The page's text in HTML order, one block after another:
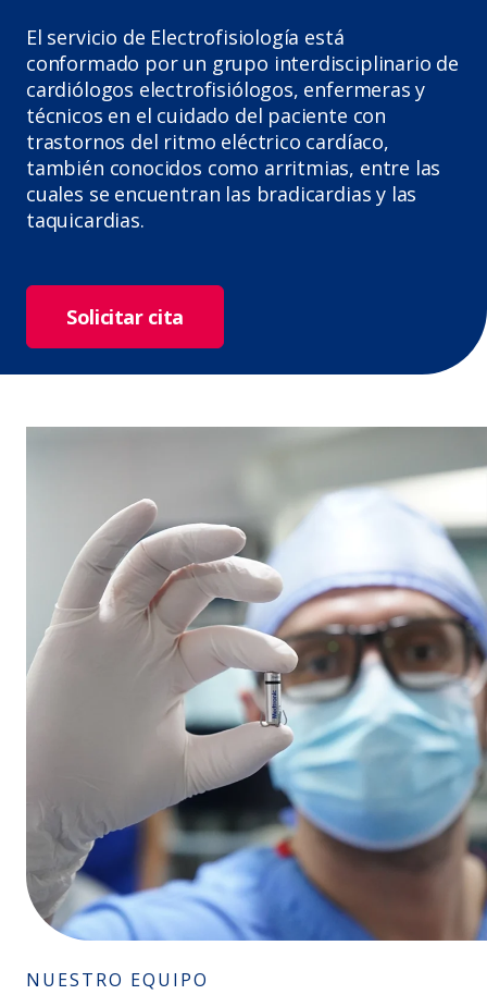
El servicio de Electrofisiología está
conformado por un grupo interdisciplinario de
cardiólogos electrofisiólogos, enfermeras y
técnicos en el cuidado del paciente con
trastornos del ritmo eléctrico cardíaco,
también conocidos como arritmias, entre las
cuales se encuentran las bradicardias y las
taquicardias.
Solicitar cita
NUESTRO EQUIPO